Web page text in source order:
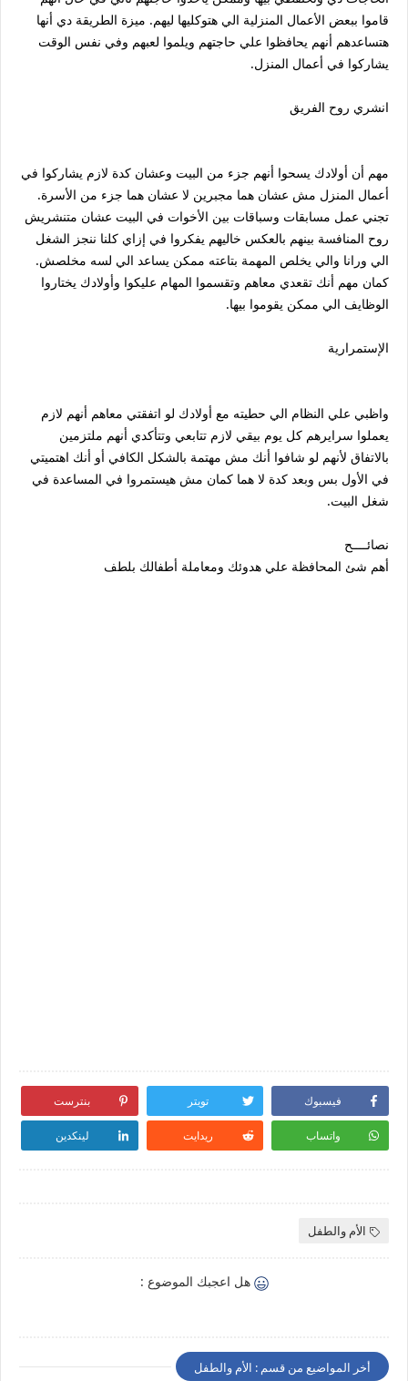
قاموا ببعض الأعمال المنزلية الي هتوكليها ليهم. ميزة الطريقة دي أنها
هتساعدهم أنهم يحافظوا علي حاجتهم ويلموا لعبهم وفي نفس الوقت
يشاركوا في أعمال المنزل.
انشري روح الفريق
مهم أن أولادك يسحوا أنهم جزء من البيت وعشان كدة لازم يشاركوا في
أعمال المنزل مش عشان هما مجبرين لا عشان هما جزء من الأسرة.
تجني عمل مسابقات وسباقات بين الأخوات في البيت عشان متنشريش
روح المنافسة بينهم بالعكس خاليهم يفكروا في إزاي كلنا ننجز الشغل
الي ورانا والي يخلص المهمة بتاعته ممكن يساعد الي لسه مخلصش.
كمان مهم أنك تقعدي معاهم وتقسموا المهام عليكوا وأولادك يختاروا
الوظايف الي ممكن يقوموا بيها.
الإستمرارية
واظبي علي النظام الي حطيته مع أولادك لو اتفقتي معاهم أنهم لازم
يعملوا سرايرهم كل يوم بيقي لازم تتابعي وتتأكدي أنهم ملتزمين
بالاتفاق لأنهم لو شافوا أنك مش مهتمة بالشكل الكافي أو أنك اهتميتي
في الأول بس وبعد كدة لا هما كمان مش هيستمروا في المساعدة في
شغل البيت.
نصائــــح
أهم شئ المحافظة علي هدوئك ومعاملة أطفالك بلطف
فيسبوك تويتر بنترست
واتساب ريدايت لينكدين
الأم والطفل
هل اعجبك الموضوع :
أخر المواضيع من قسم : الأم والطفل